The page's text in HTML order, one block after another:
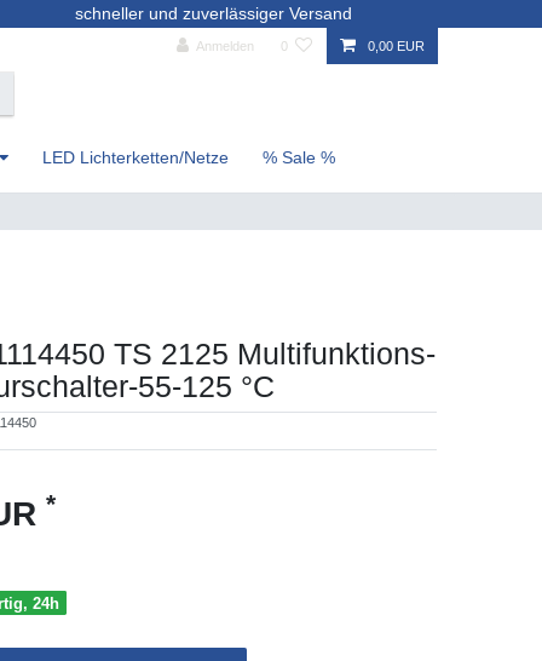
schneller und zuverlässiger Versand
Anmelden 0 0,00 EUR
LED Lichterketten/Netze % Sale %
TS 2125 Multifunktions-
55-125 °C
*
24h